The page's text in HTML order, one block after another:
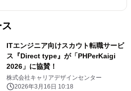
ITエンジニア向けスカウト転職サービ
ス『Direct type』が「PHPerKaigi
2026」に協賛！
株式会社キャリアデザインセンター
2026年3月16日 10:18